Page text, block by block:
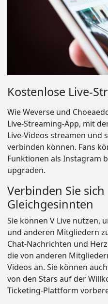
Kostenlose Live-
Wie Weverse und
Live-Streaming-App, mit
Live-Videos streamen und
verbinden können. Fans
Funktionen als Instagram
upgraden.
Verbinden Sie
Gleichgesinnten
Sie können V Live nutzen,
und anderen Mitgliedern
Chat-Nachrichten und
die von anderen
Videos an. Sie können
von den Stars auf der
Ticketing-Plattform